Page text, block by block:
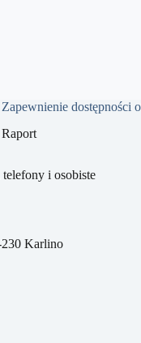
Zapewnienie dostępności
Raport
i osobiste
Karlino